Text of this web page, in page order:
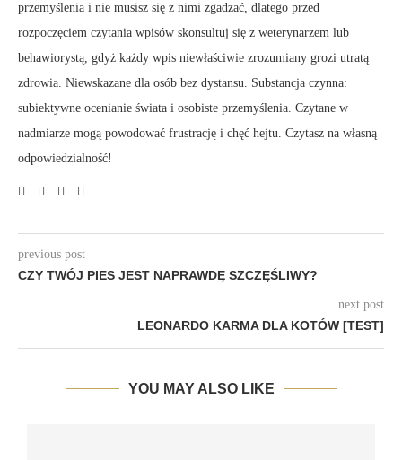
przemyślenia i nie musisz się z nimi zgadzać, dlatego przed
rozpoczęciem czytania wpisów skonsultuj się z weterynarzem lub
behawiorystą, gdyż każdy wpis niewłaściwie zrozumiany grozi utratą
zdrowia. Niewskazane dla osób bez dystansu. Substancja czynna:
subiektywne ocenianie świata i osobiste przemyślenia. Czytane w
nadmiarze mogą powodować frustrację i chęć hejtu. Czytasz na własną
odpowiedzialność!
previous post
CZY TWÓJ PIES JEST NAPRAWDĘ SZCZĘŚLIWY?
next post
LEONARDO KARMA DLA KOTÓW [TEST]
YOU MAY ALSO LIKE